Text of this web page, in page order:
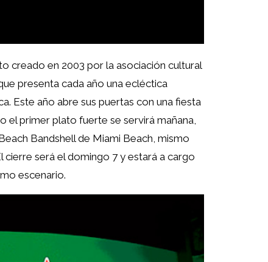
creado en 2003 por la asociación cultural
presenta cada año una ecléctica
Este año abre sus puertas con una fiesta
el primer plato fuerte se servirá mañana,
Bandshell de Miami Beach, mismo
será el domingo 7 y estará a cargo
escenario.